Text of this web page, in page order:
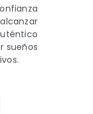
sueños